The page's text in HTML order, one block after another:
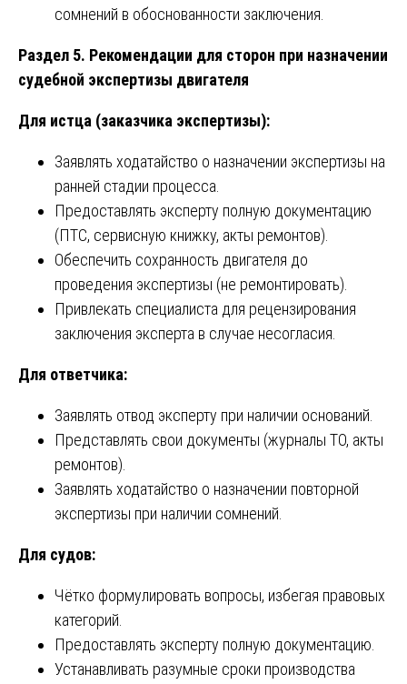
сомнений в обоснованности заключения.
Раздел 5. Рекомендации для сторон при назначении
судебной экспертизы двигателя
Для истца (заказчика экспертизы):
Заявлять ходатайство о назначении экспертизы на
ранней стадии процесса.
Предоставлять эксперту полную документацию
(ПТС, сервисную книжку, акты ремонтов).
Обеспечить сохранность двигателя до
проведения экспертизы (не ремонтировать).
Привлекать специалиста для рецензирования
заключения эксперта в случае несогласия.
Для ответчика:
Заявлять отвод эксперту при наличии оснований.
Представлять свои документы (журналы ТО, акты
ремонтов).
Заявлять ходатайство о назначении повторной
экспертизы при наличии сомнений.
Для судов:
Чётко формулировать вопросы, избегая правовых
категорий.
Предоставлять эксперту полную документацию.
Устанавливать разумные сроки производства